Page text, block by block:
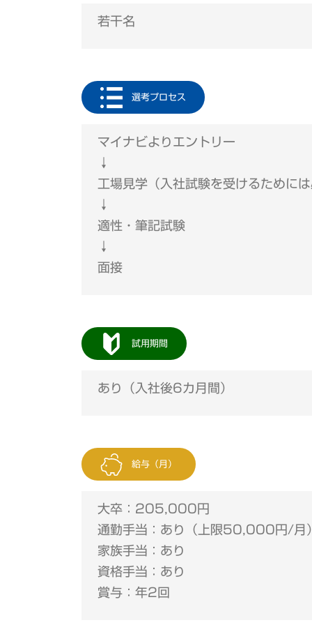
若干名
選考プロセス
マイナビよりエントリー
↓
工場見学（入社試験を受けるために
↓
適性・筆記試験
↓
面接
試用期間
あり（入社後6カ月間）
給与（月）
大卒：205,000円
通勤手当：あり（上限50,000円/月
家族手当：あり
資格手当：あり
賞与：年2回